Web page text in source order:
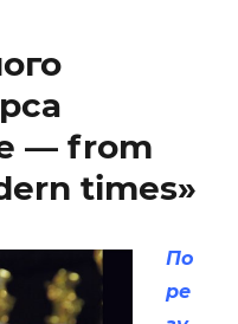
— from
times»
По
ре